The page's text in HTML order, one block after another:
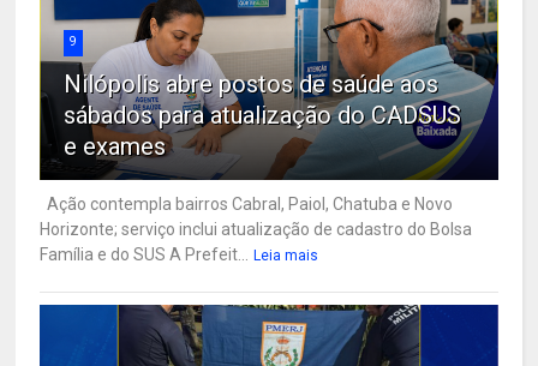
9
Nilópolis abre postos de saúde aos
sábados para atualização do CADSUS
e exames
Ação contempla bairros Cabral, Paiol, Chatuba e Novo
Horizonte; serviço inclui atualização de cadastro do Bolsa
Família e do SUS A Prefeit...
Leia mais